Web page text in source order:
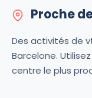
Proche
Des activités de
Barcelone.
centre le plus